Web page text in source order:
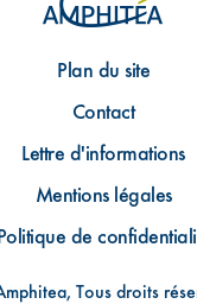
Plan du site
Contact
Lettre d'informations
Mentions légales
de
Tous droits